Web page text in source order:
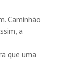
Caminhão
a
que uma